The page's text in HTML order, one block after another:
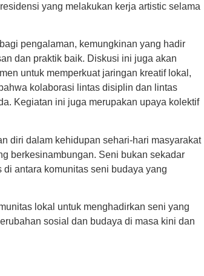
yang melakukan kerja artistic selama
pengalaman, kemungkinan yang hadir
dan praktik baik. Diskusi ini juga akan
untuk memperkuat jaringan kreatif lokal,
kolaborasi lintas disiplin dan lintas
Kegiatan ini juga merupakan upaya kolektif
diri dalam kehidupan sehari-hari masyarakat
berkesinambungan. Seni bukan sekadar
antara komunitas seni budaya yang
lokal untuk menghadirkan seni yang
sosial dan budaya di masa kini dan